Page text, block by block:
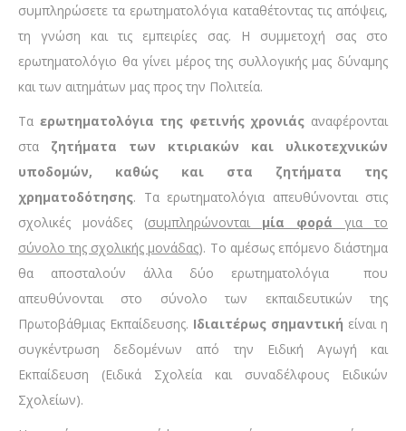
συμπληρώσετε τα ερωτηματολόγια καταθέτοντας τις απόψεις,
τη γνώση και τις εμπειρίες σας. Η συμμετοχή σας στο
ερωτηματολόγιο θα γίνει μέρος της συλλογικής μας δύναμης
και των αιτημάτων μας προς την Πολιτεία.
Τα ερωτηματολόγια της φετινής χρονιάς αναφέρονται
στα ζητήματα των κτιριακών και υλικοτεχνικών
υποδομών, καθώς και στα ζητήματα της
χρηματοδότησης. Τα ερωτηματολόγια απευθύνονται στις
σχολικές μονάδες (συμπληρώνονται μία φορά για το
σύνολο της σχολικής μονάδας). Το αμέσως επόμενο διάστημα
θα αποσταλούν άλλα δύο ερωτηματολόγια που
απευθύνονται στο σύνολο των εκπαιδευτικών της
Πρωτοβάθμιας Εκπαίδευσης. Ιδιαιτέρως σημαντική είναι η
συγκέντρωση δεδομένων από την Ειδική Αγωγή και
Εκπαίδευση (Ειδικά Σχολεία και συναδέλφους Ειδικών
Σχολείων).